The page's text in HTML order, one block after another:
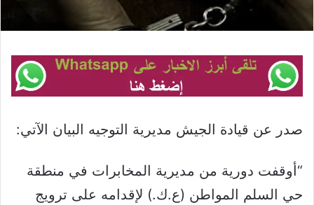
صدر عن قيادة الجيش مديرية التوجيه البيان الآتي:
“أوقفت دورية من مديرية المخابرات في منطقة
حي السلم المواطن (ع.ك.) لإقدامه على ترويج